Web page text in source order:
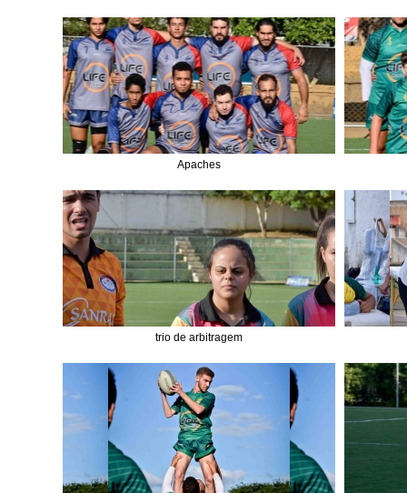
Apaches
trio de arbitragem